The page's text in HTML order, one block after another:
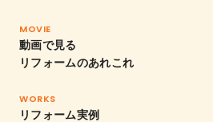
MOVIE
動画で見る
リフォームのあれこれ
WORKS
リフォーム実例